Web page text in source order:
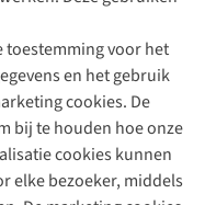
toestemming voor het
en het gebruik
cookies. De
bij te houden hoe onze
cookies kunnen
elke bezoeker, middels